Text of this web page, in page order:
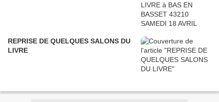
REPRISE DE QUELQUES SALONS DU
LIVRE